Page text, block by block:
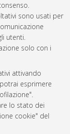
sono usati per
utenti.
solo con i
attivando
esprimere
lo stato dei
cookie" del